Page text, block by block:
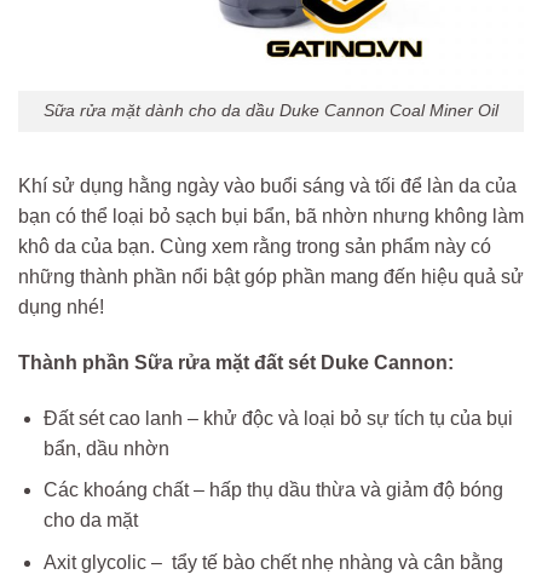
Sữa rửa mặt dành cho da dầu Duke Cannon Coal Miner Oil
Khí sử dụng hằng ngày vào buổi sáng và tối để làn da của
bạn có thể loại bỏ sạch bụi bẩn, bã nhờn nhưng không làm
khô da của bạn. Cùng xem rằng trong sản phẩm này có
những thành phần nổi bật góp phần mang đến hiệu quả sử
dụng nhé!
Thành phần Sữa rửa mặt đất sét Duke Cannon:
Đất sét cao lanh – khử độc và loại bỏ sự tích tụ của bụi
bẩn, dầu nhờn
Các khoáng chất – hấp thụ dầu thừa và giảm độ bóng
cho da mặt
Axit glycolic – tẩy tế bào chết nhẹ nhàng và cân bằng